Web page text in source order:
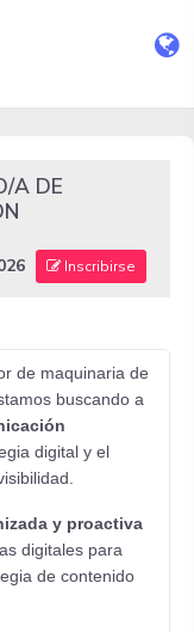
A DE
Inscribirse
de maquinaria de
buscando a
digital y el
y proactiva
digitales para
de contenido